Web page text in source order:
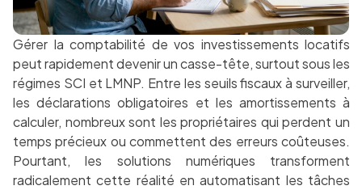
Gérer la comptabilité de vos investissements locatifs
peut rapidement devenir un casse-tête, surtout sous les
régimes SCI et LMNP. Entre les seuils fiscaux à surveiller,
les déclarations obligatoires et les amortissements à
calculer, nombreux sont les propriétaires qui perdent un
temps précieux ou commettent des erreurs coûteuses.
Pourtant, les solutions numériques transforment
radicalement cette réalité en automatisant les tâches